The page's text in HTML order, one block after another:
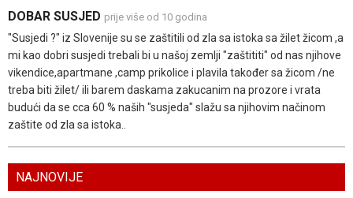
DOBAR SUSJED prije više od 10 godina
"Susjedi ?" iz Slovenije su se zaštitili od zla sa istoka sa žilet žicom ,a
mi kao dobri susjedi trebali bi u našoj zemlji "zaštititi" od nas njihove
vikendice,apartmane ,camp prikolice i plavila također sa žicom /ne
treba biti žilet/ ili barem daskama zakucanim na prozore i vrata
budući da se cca 60 % naših "susjeda" slažu sa njihovim načinom
zaštite od zla sa istoka..
NAJNOVIJE